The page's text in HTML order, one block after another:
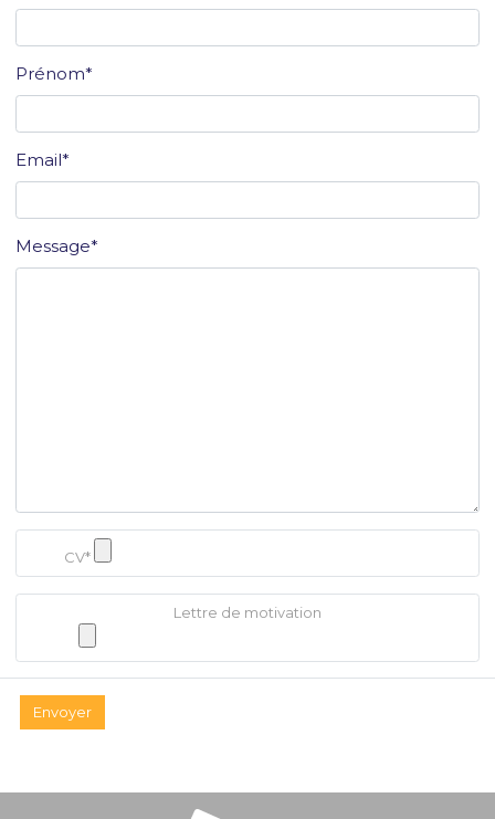
Prénom*
Email*
Message*
CV*
Lettre de motivation